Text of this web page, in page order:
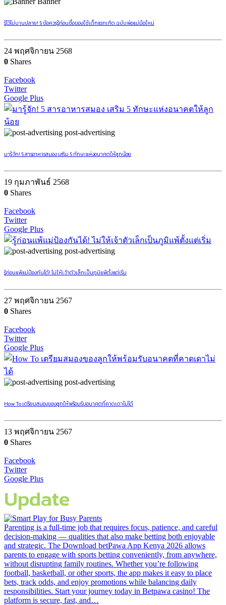
รู้ไว้ไม่บานปลาย! 5 ข้อควรรู้ก่อนซื้อของใช้เด็กแรกเกิด ฉบับพ่อแม่มือใหม่
24 พฤศจิกายน 2568
0 Shares
Facebook
Twitter
Google Plus
post-advertising
มารู้จัก! 5 สารอาหารสมอง เสริม 5 ทักษะแห่งอนาคตให้ลูกน้อย
19 กุมภาพันธ์ 2568
0 Shares
Facebook
Twitter
Google Plus
post-advertising
รู้ก่อนแพ้แม่ป้องกันได้! ไม่ให้เจ้าตัวเล็กเป็นภูมิแพ้ตั้งแต่เริ่ม
27 พฤศจิกายน 2567
0 Shares
Facebook
Twitter
Google Plus
post-advertising
How To เตรียมสมองของลูกให้พร้อมรับอนาคตที่คาดเดาไม่ได้
13 พฤศจิกายน 2567
0 Shares
Facebook
Twitter
Google Plus
Update
Parenting is a full-time job that requires focus, patience, and careful
decision-making — qualities that also make betting both enjoyable
and strategic. The Download betPawa App Kenya 2026 allows
parents to engage with sports betting conveniently, from anywhere,
without disrupting family routines. Whether you’re following
football, basketball, or other sports, the app makes it easy to place
bets, track odds, and enjoy promotions while balancing daily
responsibilities. Start your journey today in Betpawa casino! The
platform is secure, fast, and…